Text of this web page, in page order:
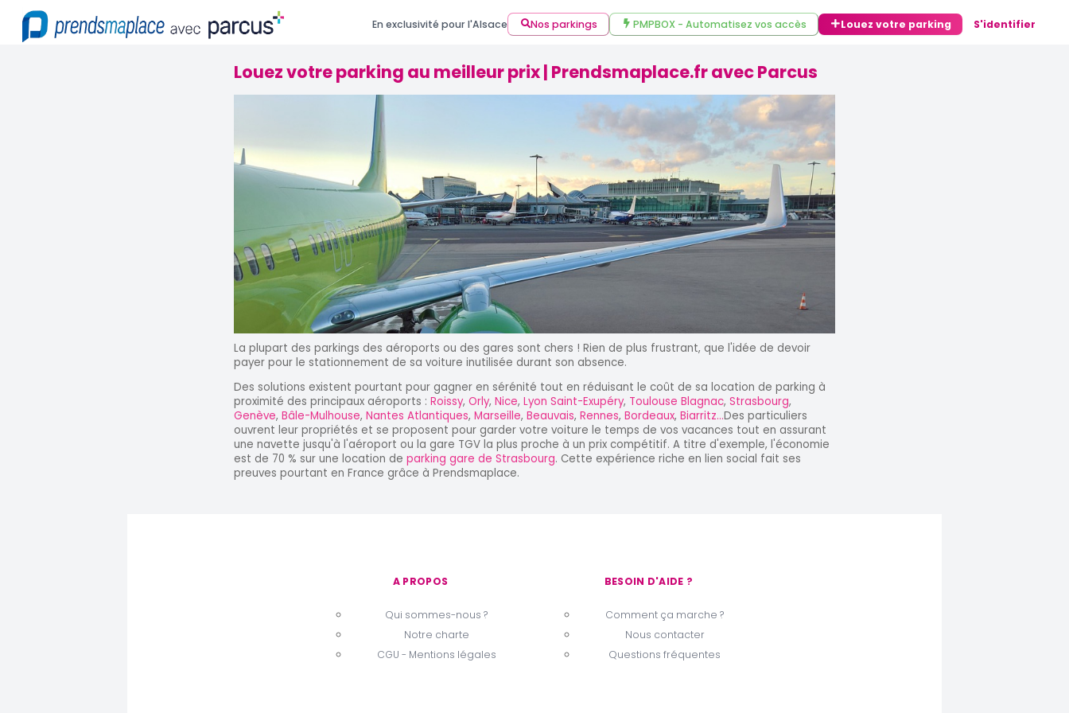
En exclusivité pour l'Alsace Nos parkings PMPBOX - Automatisez vos accès Louez votre parking S'identifier
Louez votre parking au meilleur prix | Prendsmaplace.fr avec Parcus
La plupart des parkings des aéroports ou des gares sont chers ! Rien de plus frustrant, que l'idée de devoir
payer pour le stationnement de sa voiture inutilisée durant son absence.
Des solutions existent pourtant pour gagner en sérénité tout en réduisant le coût de sa location de parking à
proximité des principaux aéroports : Roissy, Orly, Nice, Lyon Saint-Exupéry, Toulouse Blagnac, Strasbourg,
Genève, Bâle-Mulhouse, Nantes Atlantiques, Marseille, Beauvais, Rennes, Bordeaux, Biarritz...Des particuliers
ouvrent leur propriétés et se proposent pour garder votre voiture le temps de vos vacances tout en assurant
une navette jusqu'à l'aéroport ou la gare TGV la plus proche à un prix compétitif. A titre d'exemple, l'économie
est de 70 % sur une location de parking gare de Strasbourg. Cette expérience riche en lien social fait ses
preuves pourtant en France grâce à Prendsmaplace.
A PROPOS
Qui sommes-nous ?
Notre charte
CGU - Mentions légales
BESOIN D'AIDE ?
Comment ça marche ?
Nous contacter
Questions fréquentes